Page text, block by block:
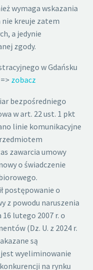
wymaga wskazania
nie kreuje zatem
a jedynie
zgody.
w Gdańsku
zobacz
bezpośredniego
w art. 22 ust. 1 pkt
linie komunikacyjne
zawarcia umowy
o świadczenie
postępowanie o
z powodu naruszenia
lutego 2007 r. o
(Dz. U. z 2024 r.
są
wyeliminowanie
na rynku